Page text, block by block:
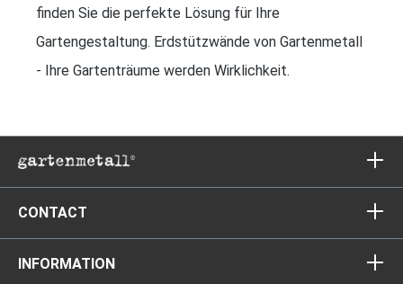
finden Sie die perfekte Lösung für Ihre
Gartengestaltung. Erdstützwände von Gartenmetall
- Ihre Gartenträume werden Wirklichkeit.
CONTACT
INFORMATION